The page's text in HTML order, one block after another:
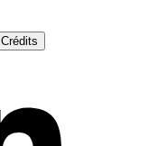
Crédits